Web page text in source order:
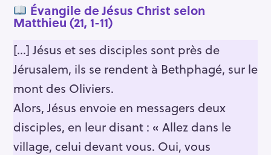
Évangile de Jésus Christ selon
Matthieu (21, 1-11)
[…] Jésus et ses disciples sont près de
Jérusalem, ils se rendent à Bethphagé, sur le
mont des Oliviers.
Alors, Jésus envoie en messagers deux
disciples, en leur disant : « Allez dans le
village, celui devant vous. Oui, vous